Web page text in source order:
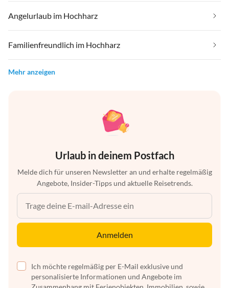
Angelurlaub im Hochharz
Familienfreundlich im Hochharz
Mehr anzeigen
Urlaub in deinem Postfach
Melde dich für unseren Newsletter an und erhalte regelmäßig
Angebote, Insider-Tipps und aktuelle Reisetrends.
Anmelden
Ich möchte regelmäßig per E-Mail exklusive und
personalisierte Informationen und Angebote im